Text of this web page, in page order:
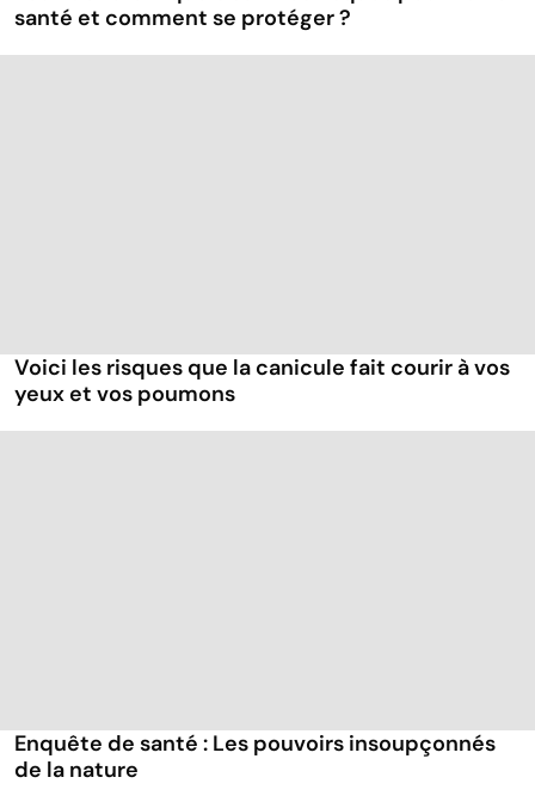
santé et comment se protéger ?
Voici les risques que la canicule fait courir à vos
yeux et vos poumons
Enquête de santé : Les pouvoirs insoupçonnés
de la nature